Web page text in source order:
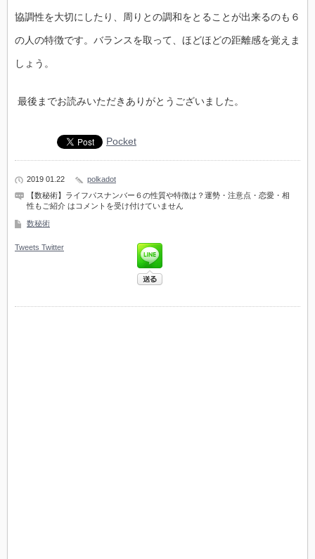
協調性を大切にしたり、周りとの調和をとることが出来るのも６
の人の特徴です。バランスを取って、ほどほどの距離感を覚えま
しょう。
最後までお読みいただきありがとうございました。
Pocket
2019 01.22
polkadot
【数秘術】ライフパスナンバー６の性質や特徴は？運勢・注意点・恋愛・相
性もご紹介 は コメントを受け付けていません
数秘術
Tweets Twitter